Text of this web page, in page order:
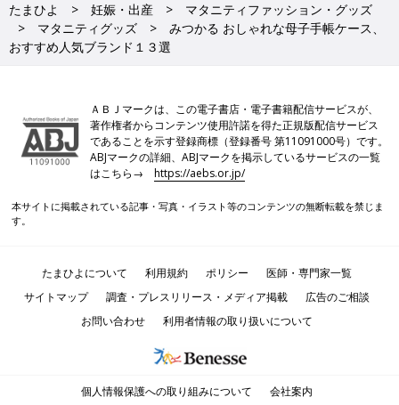
たまひよ 妊娠・出産
マタニティファッション・グッズ
マタニティグッズ
みつかる おしゃれな母子手帳ケース、
おすすめ人気ブランド１３選
ＡＢＪマークは、この電子書店・電子書籍配信サービスが、
著作権者からコンテンツ使用許諾を得た正規版配信サービス
であることを示す登録商標（登録番号 第11091000号）です。
ABJマークの詳細、ABJマークを掲示しているサービスの一覧
はこちら→https://aebs.or.jp/
本サイトに掲載されている記事・写真・イラスト等のコンテンツの無断転載を禁じま
す。
たまひよについて 利用規約 ポリシー
医師・専門家一覧
サイトマップ
調査・プレスリリース・メディア掲載
広告のご相談
お問い合わせ
利用者情報の取り扱いについて
個人情報保護への取り組みについて 会社案内